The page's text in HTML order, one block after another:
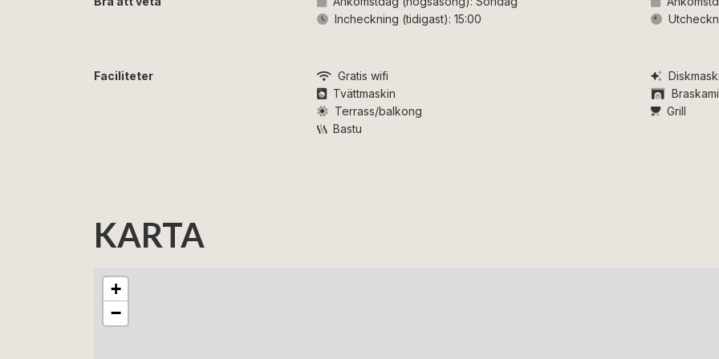
Incheckning (tidigast): 15:00
Faciliteter Gratis wifi
Tvättmaskin
Terrass/balkong
Grill
Bastu
KARTA
+
−